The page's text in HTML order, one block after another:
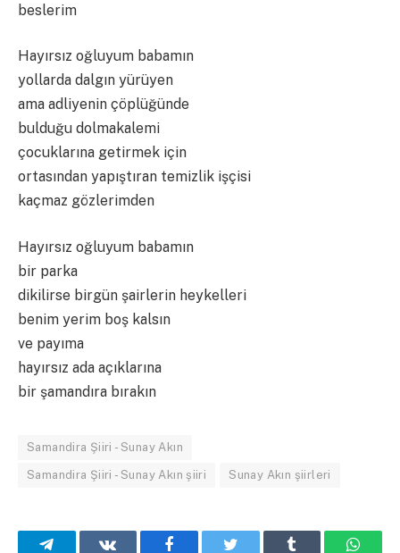
beslerim
Hayırsız oğluyum babamın
yollarda dalgın yürüyen
ama adliyenin çöplüğünde
bulduğu dolmakalemi
çocuklarına getirmek için
ortasından yapıştıran temizlik işçisi
kaçmaz gözlerimden
Hayırsız oğluyum babamın
bir parka
dikilirse birgün şairlerin heykelleri
benim yerim boş kalsın
ve payıma
hayırsız ada açıklarına
bir şamandıra bırakın
Samandira Şiiri - Sunay Akın
Samandira Şiiri - Sunay Akın şiiri Sunay Akın şiirleri
TelegramVKontakteFacebookTwitter